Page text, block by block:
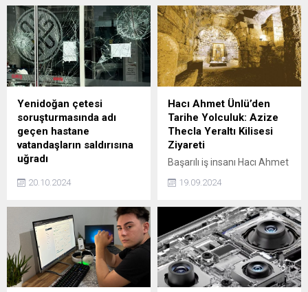
kazada 4 kişinin yaralandığı
bildirildi.
civarında askeri helikopter
ile yolcu uçağının çarpıştığı
kazada olay yerini ziyaret
edip etmeyeceğine ilişkin
soruya, 'Siz söyleyin, olay
yeri neresi? Su mu?
Yüzmeye gitmemi mi
istiyorsunuz?' yanıtını verdi.
Yenidoğan çetesi
soruşturmasında adı
geçen hastane
vatandaşların saldırısına
uğradı
bebekleri para uğruna tek
akılalmaz skandal Türkiye
gündemini derinden sarstı.
Kan donduran olaya karışan
hastanelerin ruhsatları birer
birer iptal edilirken bu
gelişme de vatandaşların
20.10.2024
Hacı Ahmet Ünlü’den
Tarihe Yolculuk: Azize
Thecla Yeraltı Kilisesi
Ziyareti
Başarılı iş insanı Hacı Ahmet
kültürel mirasına duyduğu
göstererek Mersin’in Silifke
ilçesinde bulunan Azize
Thecla Yeraltı Kilisesi’ni
ziyaret etti.
19.09.2024